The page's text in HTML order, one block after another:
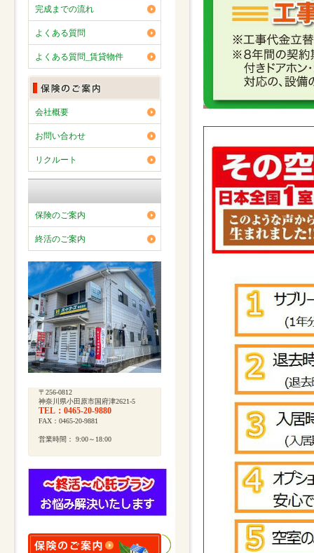
完成までの流れ
よくある質問
よくある質問_賃貸物件
会社概要
お問い合わせ
リクルート
保険のご案内
終活のご案内
〒256-0812
神奈川県小田原市国府津2621-5
TEL：0465-20-9880
FAX：0465-20-9881
営業時間： 9:00～18:00